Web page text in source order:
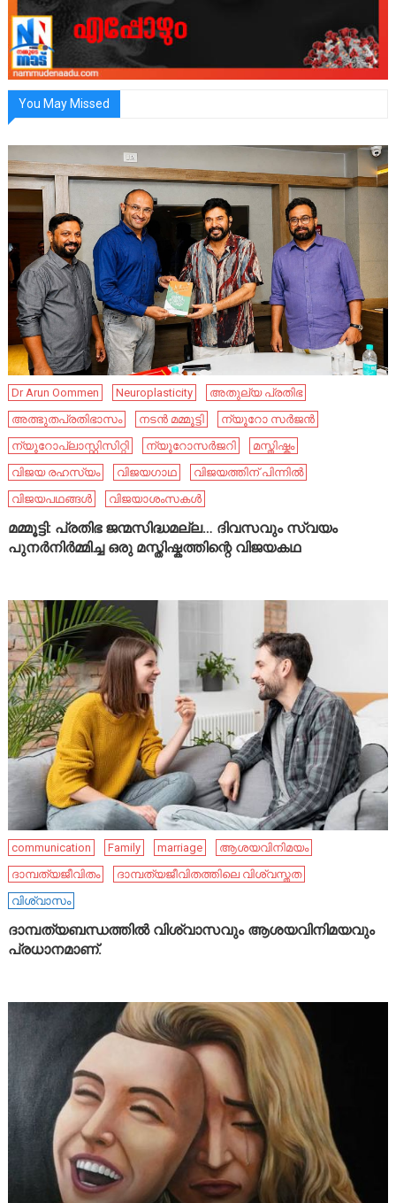
You May Missed
Dr Arun Oommen Neuroplasticity
അതുല്യ പ്രതിഭ
അത്ഭുതപ്രതിഭാസം
നടൻ മമ്മൂട്ടി
ന്യൂറോ സർജൻ
ന്യൂറോപ്ലാസ്റ്റിസിറ്റി
ന്യൂറോസർജറി
മസ്തിഷ്കം
വിജയ രഹസ്യം
വിജയഗാഥ
വിജയത്തിന് പിന്നിൽ
വിജയപഥങ്ങൾ
വിജയാശംസകൾ
മമ്മൂട്ടി: പ്രതിഭ ജന്മസിദ്ധമല്ല… ദിവസവും സ്വയം
പുനർനിർമ്മിച്ച ഒരു മസ്തിഷ്കത്തിന്റെ വിജയകഥ
communication Family marriage
ആശയവിനിമയം
ദാമ്പത്യജീവിതം
ദാമ്പത്യജീവിതത്തിലെ വിശ്വസ്തത
വിശ്വാസം
ദാമ്പത്യബന്ധത്തിൽ വിശ്വാസവും ആശയവിനിമയവും
പ്രധാനമാണ്.